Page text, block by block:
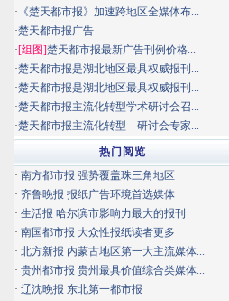
· 《楚天都市报》加速跨地区全媒体布...
·楚天都市报广告
·[组图]楚天都市报最新广告刊例价格...
·楚天都市报是湖北地区最具权威报刊...
·楚天都市报是湖北地区最具权威报刊...
·楚天都市报主流化转型学术研讨会召...
·楚天都市报主流化转型 研讨会专家...
热门阅览
· 南方都市报 强势覆盖珠三角地区
· 齐鲁晚报 报纸广告环境首选媒体
· 生活报 哈尔滨市影响力最大的报刊
· 南国都市报 大众性报纸读者更多
· 北方新报 内蒙古地区第一大主流媒体...
· 贵州都市报 贵州最具价值综合类媒体...
· 辽沈晚报 东北第一都市报